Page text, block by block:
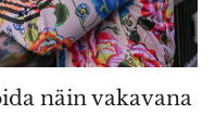
näin vakavana